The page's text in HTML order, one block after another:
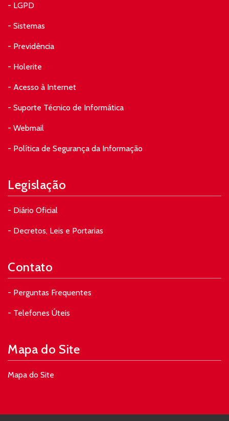
- LGPD
- Sistemas
- Previdência
- Holerite
- Acesso à Internet
- Suporte Técnico de Informática
- Webmail
- Política de Segurança da Informação
Legislação
- Diário Oficial
- Decretos, Leis e Portarias
Contato
- Perguntas Frequentes
- Telefones Úteis
Mapa do Site
Mapa do Site